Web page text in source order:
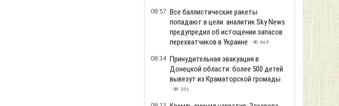
08:57 Все баллистические ракеты
попадают в цели: аналитик Sky News
предупредил об истощении запасов
перехватчиков в Украине
469
08:34 Принудительная эвакуация в
Донецкой области: более 500 детей
вывезут из Краматорской громады
301